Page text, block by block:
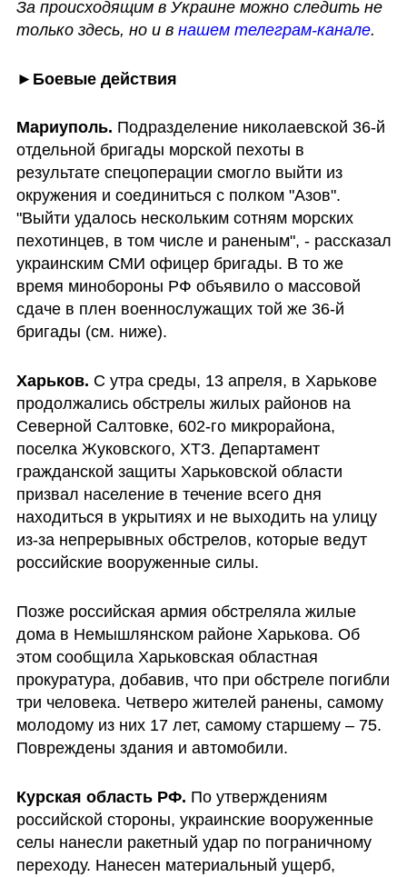
За происходящим в Украине можно следить не
только здесь, но и в нашем телеграм-канале.
►Боевые действия
Мариуполь. Подразделение николаевской 36-й
отдельной бригады морской пехоты в
результате спецоперации смогло выйти из
окружения и соединиться с полком "Азов".
"Выйти удалось нескольким сотням морских
пехотинцев, в том числе и раненым", - рассказал
украинским СМИ офицер бригады. В то же
время минобороны РФ объявило о массовой
сдаче в плен военнослужащих той же 36-й
бригады (см. ниже).
Харьков. С утра среды, 13 апреля, в Харькове
продолжались обстрелы жилых районов на
Северной Салтовке, 602-го микрорайона,
поселка Жуковского, ХТЗ. Департамент
гражданской защиты Харьковской области
призвал население в течение всего дня
находиться в укрытиях и не выходить на улицу
из-за непрерывных обстрелов, которые ведут
российские вооруженные силы.
Позже российская армия обстреляла жилые
дома в Немышлянском районе Харькова. Об
этом сообщила Харьковская областная
прокуратура, добавив, что при обстреле погибли
три человека. Четверо жителей ранены, самому
молодому из них 17 лет, самому старшему – 75.
Повреждены здания и автомобили.
Курская область РФ. По утверждениям
российской стороны, украинские вооруженные
селы нанесли ракетный удар по пограничному
переходу. Нанесен материальный ущерб,